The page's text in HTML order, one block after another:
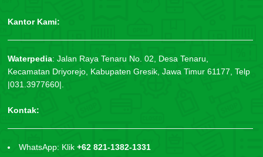
Kantor Kami:
Waterpedia: Jalan Raya Tenaru No. 02, Desa Tenaru,
Kecamatan Driyorejo, Kabupaten Gresik, Jawa Timur 61177, Telp
|031.3977660|.
Kontak:
WhatsApp: Klik +62 821-1382-1331